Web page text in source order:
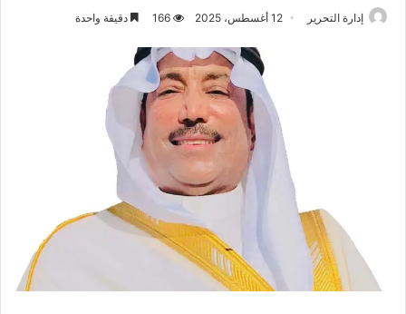
إدارة التحرير 12 أغسطس، 2025 166 دقيقة واحدة